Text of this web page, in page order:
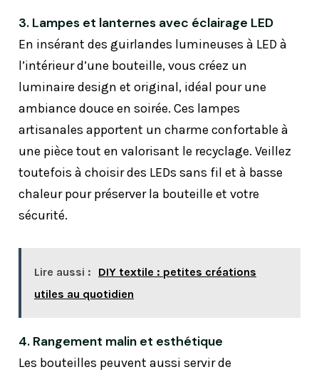
3. Lampes et lanternes avec éclairage LED
En insérant des guirlandes lumineuses à LED à
l’intérieur d’une bouteille, vous créez un
luminaire design et original, idéal pour une
ambiance douce en soirée. Ces lampes
artisanales apportent un charme confortable à
une pièce tout en valorisant le recyclage. Veillez
toutefois à choisir des LEDs sans fil et à basse
chaleur pour préserver la bouteille et votre
sécurité.
Lire aussi :
DIY textile : petites créations
utiles au quotidien
4. Rangement malin et esthétique
Les bouteilles peuvent aussi servir de